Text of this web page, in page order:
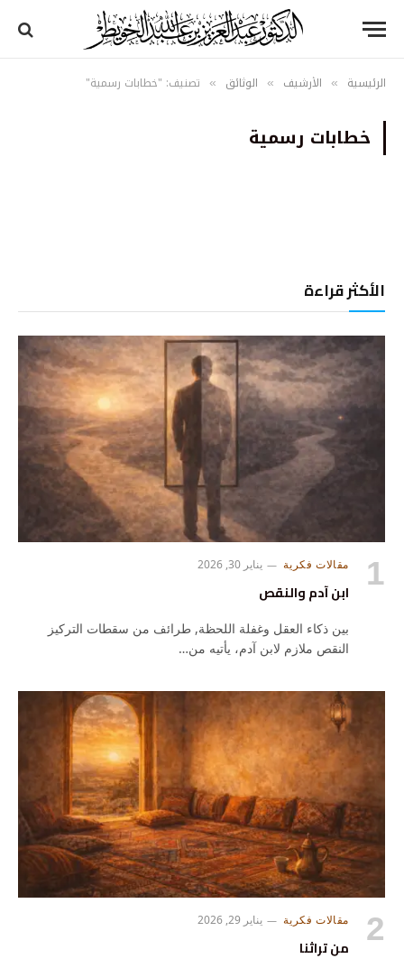
الرئيسية » الأرشيف » الوثائق » تصنيف: "خطابات رسمية"
خطابات رسمية
الأكثر قراءة
مقالات فكرية يناير 30, 2026
ابن آدم والنقص
بين ذكاء العقل وغفلة اللحظة, طرائف من سقطات التركيز
النقص ملازم لابن آدم، يأتيه من…
مقالات فكرية يناير 29, 2026
من تراثنا